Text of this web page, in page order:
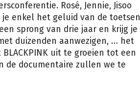
Rosé, Jennie, Jisoo
enkel het geluid van de toetsen
sprong van drie jaar en krijg je
duizenden aanwezigen, … het
uit te groeien tot een
de documentaire zullen we te